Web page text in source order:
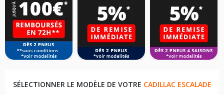
SÉLECTIONNER LE MODÈLE DE VOTRE CADILLAC ESCALADE